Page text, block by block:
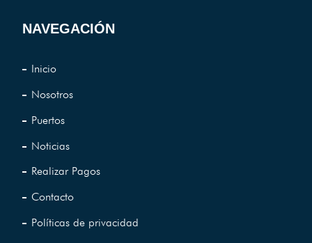
NAVEGACIÓN
Inicio
Nosotros
Puertos
Noticias
Realizar Pagos
Contacto
Políticas de privacidad